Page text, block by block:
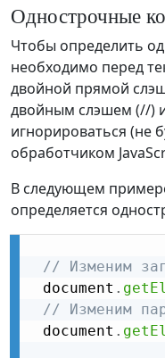
Однострочные
Чтобы определить
необходимо перед
двойной прямой
двойным слэшем (//)
игнорироваться (не
обработчиком
В следующем
определяется
// Изменим
document .
// Изменим
document .